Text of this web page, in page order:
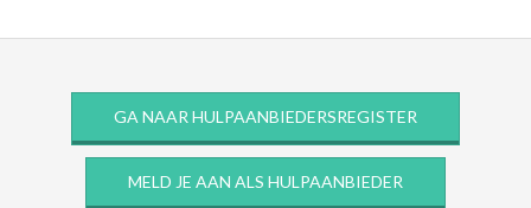
GA NAAR HULPAANBIEDERSREGISTER
MELD JE AAN ALS HULPAANBIEDER